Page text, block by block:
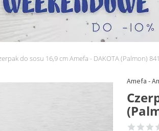
do sosu 16,9 cm Amefa - DAKOTA (Palmon)
Amefa -